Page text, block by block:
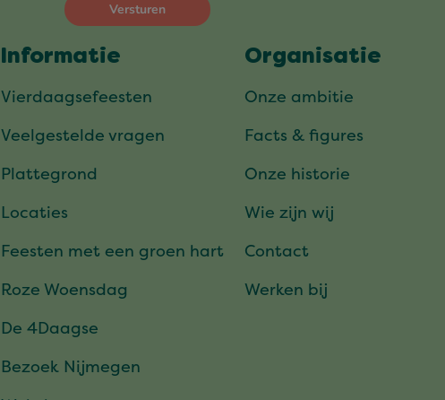
Informatie
Vierdaagsefeesten
Veelgestelde vragen
Plattegrond
Locaties
Feesten met een groen hart
Roze Woensdag
De 4Daagse
Bezoek Nijmegen
Organisatie
Onze ambitie
Facts & figures
Onze historie
Wie zijn wij
Contact
Werken bij